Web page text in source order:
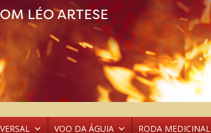
VOO DA ÁGUIA RODA MEDICINAL